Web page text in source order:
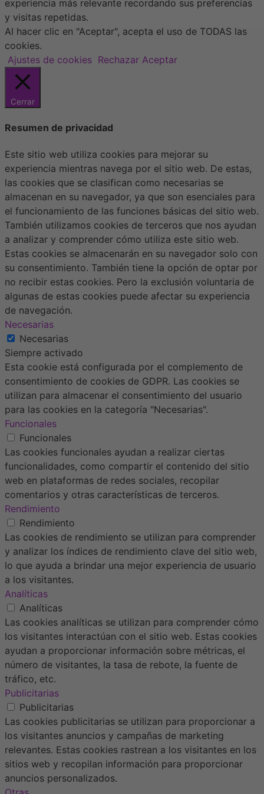
experiencia más relevante recordando sus preferencias
y visitas repetidas.
Al hacer clic en "Aceptar", acepta el uso de TODAS las
cookies.
Ajustes de cookies Rechazar Aceptar
Cerrar
Resumen de privacidad
Este sitio web utiliza cookies para mejorar su
experiencia mientras navega por el sitio web. De estas,
las cookies que se clasifican como necesarias se
almacenan en su navegador, ya que son esenciales para
el funcionamiento de las funciones básicas del sitio web.
También utilizamos cookies de terceros que nos ayudan
a analizar y comprender cómo utiliza este sitio web.
Estas cookies se almacenarán en su navegador solo con
su consentimiento. También tiene la opción de optar por
no recibir estas cookies. Pero la exclusión voluntaria de
algunas de estas cookies puede afectar su experiencia
de navegación.
Necesarias
Necesarias
Siempre activado
Esta cookie está configurada por el complemento de
consentimiento de cookies de GDPR. Las cookies se
utilizan para almacenar el consentimiento del usuario
para las cookies en la categoría "Necesarias".
Funcionales
Funcionales
Las cookies funcionales ayudan a realizar ciertas
funcionalidades, como compartir el contenido del sitio
web en plataformas de redes sociales, recopilar
comentarios y otras características de terceros.
Rendimiento
Rendimiento
Las cookies de rendimiento se utilizan para comprender
y analizar los índices de rendimiento clave del sitio web,
lo que ayuda a brindar una mejor experiencia de usuario
a los visitantes.
Analíticas
Analíticas
Las cookies analíticas se utilizan para comprender cómo
los visitantes interactúan con el sitio web. Estas cookies
ayudan a proporcionar información sobre métricas, el
número de visitantes, la tasa de rebote, la fuente de
tráfico, etc.
Publicitarias
Publicitarias
Las cookies publicitarias se utilizan para proporcionar a
los visitantes anuncios y campañas de marketing
relevantes. Estas cookies rastrean a los visitantes en los
sitios web y recopilan información para proporcionar
anuncios personalizados.